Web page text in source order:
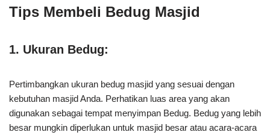
Tips Membeli Bedug Masjid
1. Ukuran Bedug:
Pertimbangkan ukuran bedug masjid yang sesuai dengan
kebutuhan masjid Anda. Perhatikan luas area yang akan
digunakan sebagai tempat menyimpan Bedug. Bedug yang lebih
besar mungkin diperlukan untuk masjid besar atau acara-acara